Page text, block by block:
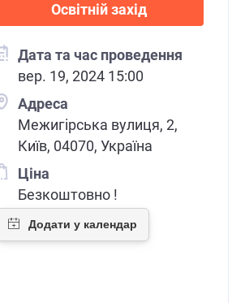
Освітній захід
Дата та час проведення
вер. 19, 2024 15:00
Адреса
Межигірська вулиця, 2,
Київ, 04070, Україна
Ціна
Безкоштовно !